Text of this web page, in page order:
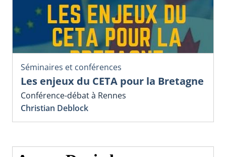
Séminaires et conférences
Les enjeux du CETA pour la Bretagne
Conférence-débat à Rennes
Christian Deblock